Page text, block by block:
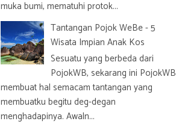
muka bumi, mematuhi protok...
Tantangan Pojok WeBe - 5
Wisata Impian Anak Kos
Sesuatu yang berbeda dari
PojokWB, sekarang ini PojokWB
membuat hal semacam tantangan yang
membuatku begitu deg-degan
menghadapinya. Awaln...